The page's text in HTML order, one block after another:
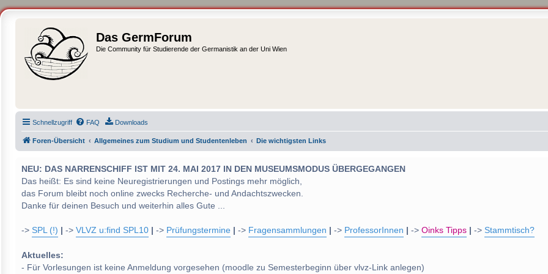
Das GermForum
Die Community für Studierende der Germanistik an der Uni Wien
Schnellzugriff FAQ Downloads
Foren-Übersicht Allgemeines zum Studium und Studentenleben Die wichtigsten Links
NEU: DAS NARRENSCHIFF IST MIT 24. MAI 2017 IN DEN MUSEUMSMODUS ÜBERGEGANGEN
Das heißt: Es sind keine Neuregistrierungen und Postings mehr möglich,
das Forum bleibt noch online zwecks Recherche- und Andachtszwecken.
Danke für deinen Besuch und weiterhin alles Gute ...
-> SPL (!) -> VLVZ u:find SPL10 -> Prüfungstermine -> Fragensammlungen -> ProfessorInnen -> Oinks Tipps -> Stammtisch?
Aktuelles:
- Für Vorlesungen ist keine Anmeldung vorgesehen (moodle zu Semesterbeginn über vlvz-Link anlegen)